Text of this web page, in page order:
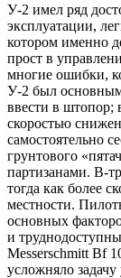
У-2 имел ряд
эксплуатации,
котором именно
прост в
многие ошибки,
У-2 был
ввести в штопор;
скоростью
самостоятельно
грунтового
партизанами. В-
тогда как более
местности.
основных
и
Messerschmitt Bf
усложняло